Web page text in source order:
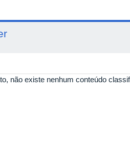
não existe nenhum conteúdo